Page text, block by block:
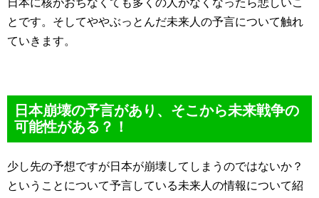
日本に核がおちなくても多くの人がなくなったら悲しいこ
とです。そしてややぶっとんだ未来人の予言について触れ
ていきます。
日本崩壊の予言があり、そこから未来戦争の
可能性がある？！
少し先の予想ですが日本が崩壊してしまうのではないか？
ということについて予言している未来人の情報について紹